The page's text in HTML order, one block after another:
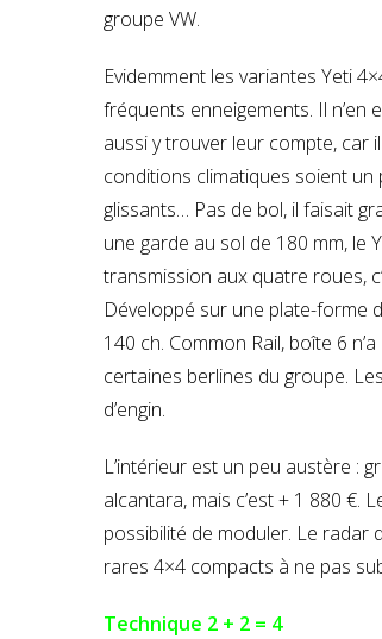
groupe VW.
Evidemment les variantes Yeti
fréquents enneigements. Il
aussi y trouver leur compte, car
conditions climatiques soient
glissants… Pas de bol, il faisait
une garde au sol de 180 mm, le
transmission aux quatre roues,
Développé sur une plate-forme
140 ch. Common Rail, boîte 6
certaines berlines du groupe.
d’engin.
L’intérieur est un peu austère :
alcantara, mais c’est + 1 880 €.
possibilité de moduler. Le radar
rares 4×4 compacts à ne pas
Technique 2 + 2 = 4